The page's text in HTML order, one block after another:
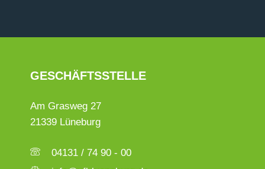
GESCHÄFTSSTELLE
Am Grasweg 27
21339 Lüneburg
04131 / 74 90 - 00